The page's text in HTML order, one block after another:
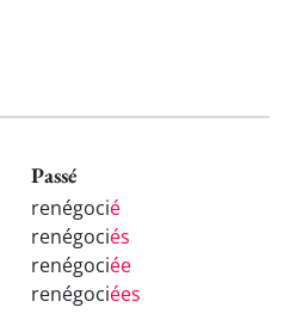
Passé
renégocié
renégociés
renégociée
renégociées